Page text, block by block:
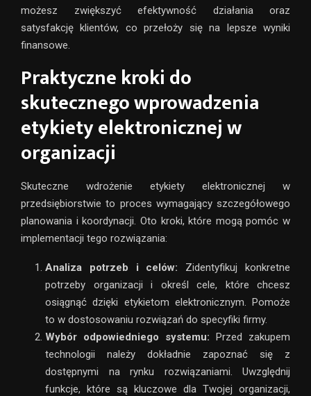
możesz zwiększyć efektywność działania oraz
satysfakcję klientów, co przełoży się na lepsze wyniki
finansowe.
Praktyczne kroki do
skutecznego wprowadzenia
etykiety elektronicznej w
organizacji
Skuteczne wdrożenie etykiety elektronicznej w
przedsiębiorstwie to proces wymagający szczegółowego
planowania i koordynacji. Oto kroki, które mogą pomóc w
implementacji tego rozwiązania:
Analiza potrzeb i celów: Zidentyfikuj konkretne
potrzeby organizacji i określ cele, które chcesz
osiągnąć dzięki etykietom elektronicznym. Pomoże
to w dostosowaniu rozwiązań do specyfiki firmy.
Wybór odpowiedniego systemu: Przed zakupem
technologii należy dokładnie zapoznać się z
dostępnymi na rynku rozwiązaniami. Uwzględnij
funkcje, które są kluczowe dla Twojej organizacji,